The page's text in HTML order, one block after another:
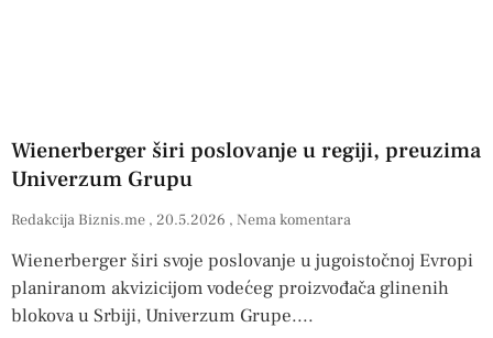
Wienerberger širi poslovanje u regiji, preuzima
Univerzum Grupu
Redakcija Biznis.me 20.5.2026 Nema komentara
Wienerberger širi svoje poslovanje u jugoistočnoj Evropi
planiranom akvizicijom vodećeg proizvođača glinenih
blokova u Srbiji, Univerzum Grupe.